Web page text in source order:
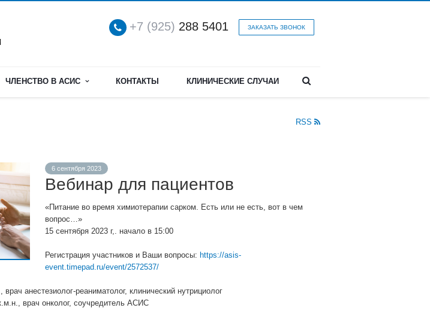
ЗАКАЗАТЬ ЗВОНОК
+7 (925) 288 5401
ЧЛЕНСТВО В АСИС КОНТАКТЫ КЛИНИЧЕСКИЕ СЛУЧАИ
RSS
6 сентября 2023
Вебинар для пациентов
«Питание во время химиотерапии сарком. Есть или не есть, вот в чем
вопрос…»
15 сентября 2023 г,. начало в 15:00
Регистрация участников и Ваши вопросы: https://asis-
event.timepad.ru/event/2572537/
анестезиолог-реаниматолог, клинический нутрициолог
врач онколог, соучредитель АСИС